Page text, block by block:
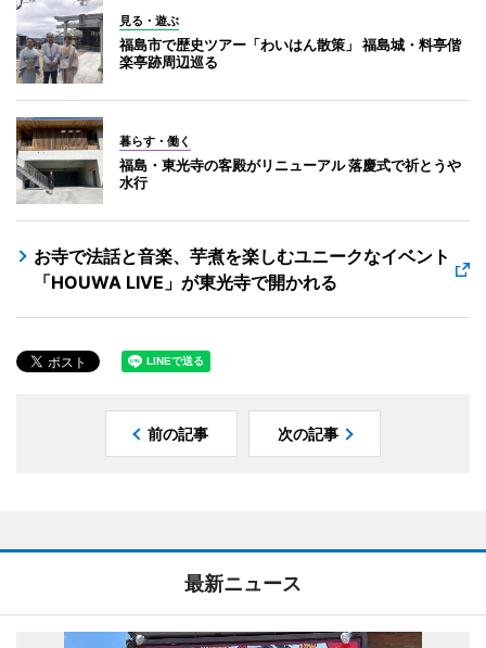
見る・遊ぶ
福島市で歴史ツアー「わいはん散策」 福島城・料亭偕
楽亭跡周辺巡る
暮らす・働く
福島・東光寺の客殿がリニューアル 落慶式で祈とうや
水行
お寺で法話と音楽、芋煮を楽しむユニークなイベント
「HOUWA LIVE」が東光寺で開かれる
前の記事 次の記事
最新ニュース